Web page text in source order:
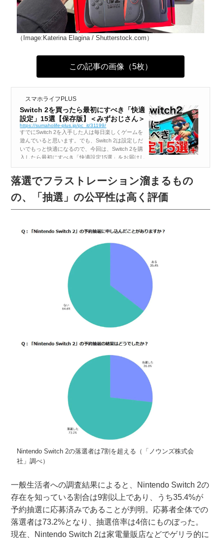
（Image:Katerina Elagina / Shutterstock.com）
この記事の画像（5枚）
スマホライフPLUS
Switch 2を買ったら最初にすべき「快適
設定」15選【保存版】＜みずおじさん＞
https://sumaholife-plus.jp/pc_it/31199/
すでにSwitch 2を入手した人は毎日楽しくゲームを
遊んでいると思います。でも、Switch 2は設定しだ
いでもっと快適になるので、今回は、Switch 2を購
入したら最初にすべき「快適設定15選」をお届けし
落選でフラストレーション溜まるもの
の、「抽選」の公平性は高く評価
Nintendo Switch 2の落選者は7割を超える（「ノウンズ株式会
社」調べ）
一般生活者への調査結果によると、Nintendo Switch 2の
存在を知っている割合は9割以上であり、うち35.4%が
予約抽選に応募済みであることが判明。応募者全体での
落選者は73.2%となり、抽選倍率は4倍にものぼった。
現在、Nintendo Switch 2は家電量販店などでゲリラ的に